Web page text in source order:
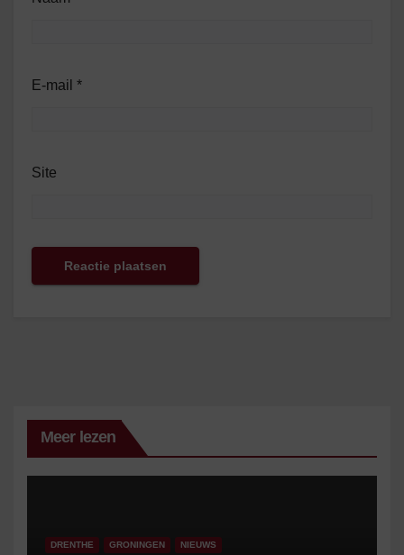
E-mail *
Site
Meer lezen
DRENTHE GRONINGEN NIEUWS